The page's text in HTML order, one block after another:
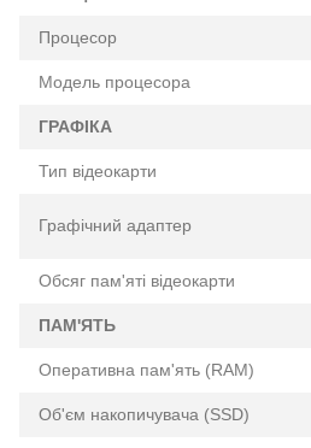
Процесор
Модель процесора
ГРАФІКА
Тип відеокарти
Графічний адаптер
Обсяг пам'яті відеокарти
ПАМ'ЯТЬ
Оперативна пам'ять (RAM)
Об'єм накопичувача (SSD)